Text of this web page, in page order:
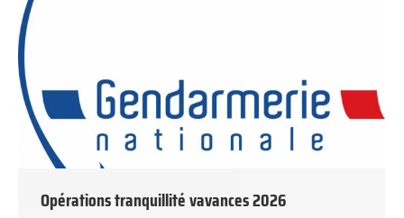
Opérations tranquillité vavances 2026